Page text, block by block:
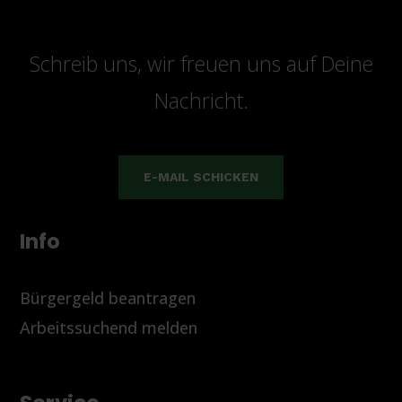
Schreib uns, wir freuen uns auf Deine
Nachricht.
E-MAIL SCHICKEN
Info
Bürgergeld beantragen
Arbeitssuchend melden